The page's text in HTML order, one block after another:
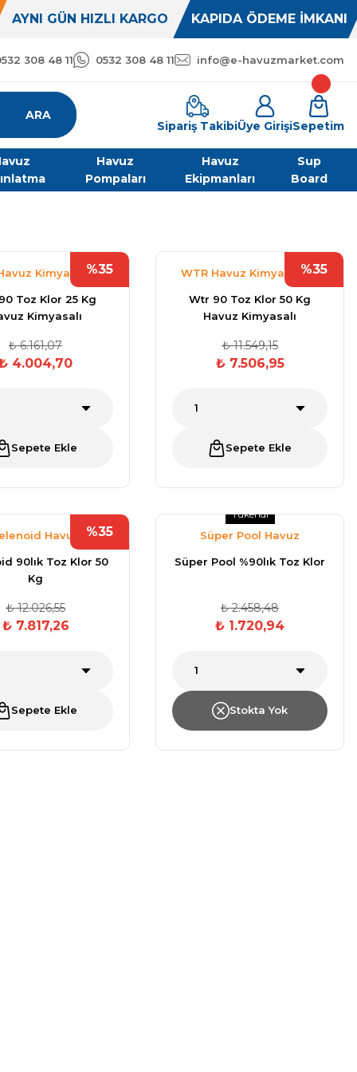
AYNI GÜN HIZLI KARGO KAPIDA ÖDEME İMKANI
308 48 11 0532 308 48 11 info@e-havuzmarket.com
ARA
Sipariş TakibiÜye GirişiSepetim
Havuz
Pompaları
Havuz
Ekipmanları
Sup
Board
%35
Kimyasalları
Toz Klor 25 Kg
Kimyasalı
₺ 6.161,07
4.004,70
Sepete Ekle
%35
WTR Havuz Kimyasalları
Wtr 90 Toz Klor 50 Kg
Havuz Kimyasalı
₺ 11.549,15
₺ 7.506,95
Sepete Ekle
%35
Havuz
90lık Toz Klor 50
Kg
₺ 12.026,55
₺ 7.817,26
Sepete Ekle
Tükendi
Süper Pool Havuz
Süper Pool %90lık Toz Klor
₺ 2.458,48
₺ 1.720,94
Stokta Yok